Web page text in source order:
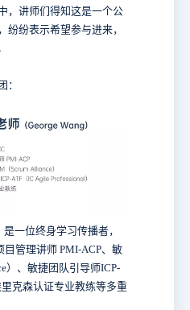
，讲师们得知这是一个公
纷纷表示希望参与进来，
：
一位终身学习传播者，
目管理讲师 PMI-ACP、敏
）、敏捷团队引导师ICP-
里克森认证专业教练等多重